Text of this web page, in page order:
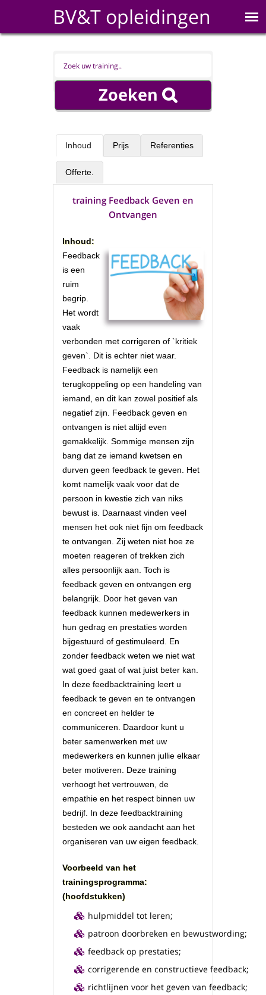
BV&T opleidingen
Inhoud Prijs Referenties
Offerte.
training Feedback Geven en
Ontvangen
Inhoud:
Feedback
is een
ruim
begrip.
Het wordt
vaak
verbonden met corrigeren of `kritiek
geven`. Dit is echter niet waar.
Feedback is namelijk een
terugkoppeling op een handeling van
iemand, en dit kan zowel positief als
negatief zijn. Feedback geven en
ontvangen is niet altijd even
gemakkelijk. Sommige mensen zijn
bang dat ze iemand kwetsen en
durven geen feedback te geven. Het
komt namelijk vaak voor dat de
persoon in kwestie zich van niks
bewust is. Daarnaast vinden veel
mensen het ook niet fijn om feedback
te ontvangen. Zij weten niet hoe ze
moeten reageren of trekken zich
alles persoonlijk aan. Toch is
feedback geven en ontvangen erg
belangrijk. Door het geven van
feedback kunnen medewerkers in
hun gedrag en prestaties worden
bijgestuurd of gestimuleerd. En
zonder feedback weten we niet wat
wat goed gaat of wat juist beter kan.
In deze feedbacktraining leert u
feedback te geven en te ontvangen
en concreet en helder te
communiceren. Daardoor kunt u
beter samenwerken met uw
medewerkers en kunnen jullie elkaar
beter motiveren. Deze training
verhoogt het vertrouwen, de
empathie en het respect binnen uw
bedrijf. In deze feedbacktraining
besteden we ook aandacht aan het
organiseren van uw eigen feedback.
Voorbeeld van het
trainingsprogramma:
(hoofdstukken)
hulpmiddel tot leren;
patroon doorbreken en bewustwording;
feedback op prestaties;
corrigerende en constructieve feedback;
richtlijnen voor het geven van feedback;